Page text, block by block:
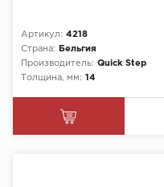
Артикул: 4218
Страна:
Бельгия
Производитель: Quick Step
Толщина, мм: 14